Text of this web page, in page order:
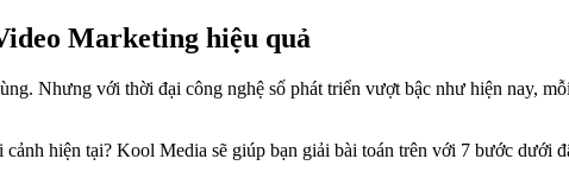
Marketing hiệu quả
Nhưng với thời đại công nghệ số phát triển vượt bậc như hiện nay,
cảnh hiện tại? Kool Media sẽ giúp bạn giải bài toán trên với 7 bước dưới